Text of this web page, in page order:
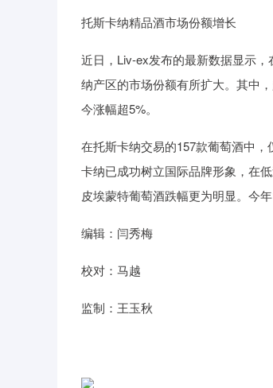
托斯卡纳精品酒市场份额增长
近日，Liv-ex发布的最新数据显示
纳产区的市场份额有所扩大。其中
今涨幅超5%。
在托斯卡纳交易的157款葡萄酒中
卡纳已成功树立国际品牌形象，在
皮埃蒙特葡萄酒跌幅更为明显。今
编辑：闫秀梅
校对：马越
监制：王玉秋